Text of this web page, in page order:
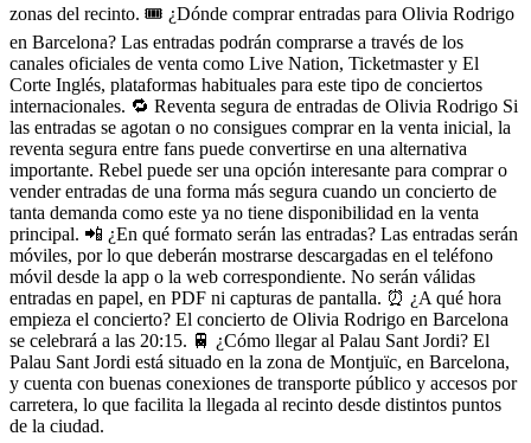
zonas del recinto. 🎟️ ¿Dónde comprar entradas para Olivia Rodrigo
en Barcelona? Las entradas podrán comprarse a través de los
canales oficiales de venta como Live Nation, Ticketmaster y El
Corte Inglés, plataformas habituales para este tipo de conciertos
internacionales. 🔁 Reventa segura de entradas de Olivia Rodrigo Si
las entradas se agotan o no consigues comprar en la venta inicial, la
reventa segura entre fans puede convertirse en una alternativa
importante. Rebel puede ser una opción interesante para comprar o
vender entradas de una forma más segura cuando un concierto de
tanta demanda como este ya no tiene disponibilidad en la venta
principal. 📲 ¿En qué formato serán las entradas? Las entradas serán
móviles, por lo que deberán mostrarse descargadas en el teléfono
móvil desde la app o la web correspondiente. No serán válidas
entradas en papel, en PDF ni capturas de pantalla. ⏰ ¿A qué hora
empieza el concierto? El concierto de Olivia Rodrigo en Barcelona
se celebrará a las 20:15. 🚆 ¿Cómo llegar al Palau Sant Jordi? El
Palau Sant Jordi está situado en la zona de Montjuïc, en Barcelona,
y cuenta con buenas conexiones de transporte público y accesos por
carretera, lo que facilita la llegada al recinto desde distintos puntos
de la ciudad.